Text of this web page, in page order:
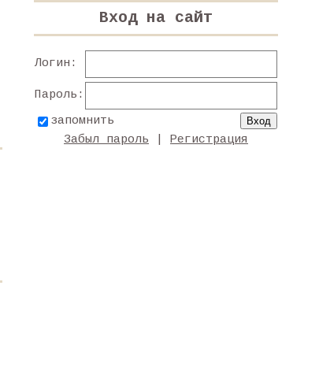
Вход на сайт
Логин:
Пароль:
запомнить
Забыл пароль
Регистрация